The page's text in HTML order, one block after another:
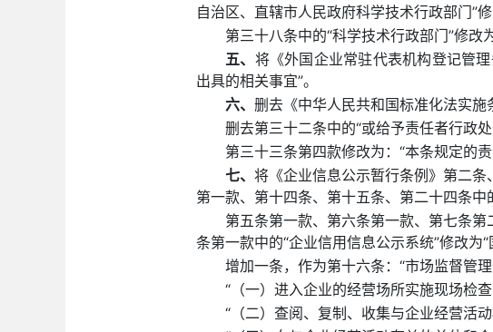
自治区、直辖市人民政府科学技术行政部门”
第三十八条中的“科学技术行政部门”修改
五、 将《外国企业常驻代表机构登记管
出具的相关事宜”。
六、 删去《中华人民共和国标准化法实施
删去第三十二条中的“或给予责任者行政
第三十三条第四款修改为：“本条规定的
七、 将《企业信息公示暂行条例》第二
第一款、第十四条、第十五条、第二十四条中
第五条第一款、第六条第一款、第七条
条第一款中的“企业信用信息公示系统”修改为“
增加一条，作为第十六条：“市场监督管
“（一）进入企业的经营场所实施现场检查
“（二）查阅、复制、收集与企业经营活